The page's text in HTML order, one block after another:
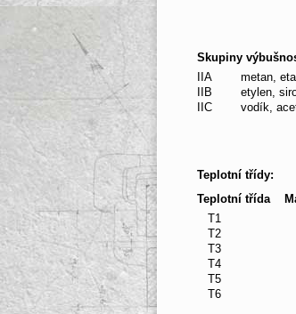
Skupiny
IIA metan,
IIB
etylen,
IIC
vodík,
Teplotní třídy:
Teplotní třída
T1 ≤
T2 ≤
T3 ≤
T4 ≤
T5 ≤
T6 ≤